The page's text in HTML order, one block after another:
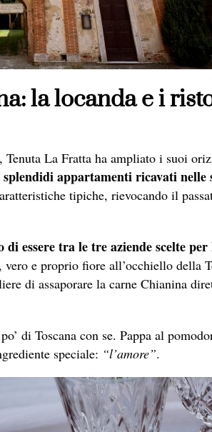
la locanda e i
La Fratta ha ampliato i suoi
appartamenti ricavati
tipiche, rievocando il
essere tra le tre aziende scelte
, vero e proprio fiore all’occhiello della
di assaporare la carne Chianina
di Toscana con se. Pappa al
speciale: “l’amore”.